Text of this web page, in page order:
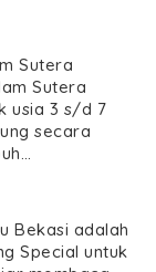
Sutera
Sutera
usia 3 s/d 7
secara
Bekasi adalah
Special untuk